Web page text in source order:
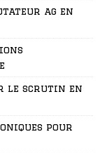
ag en
le scrutin en
pour